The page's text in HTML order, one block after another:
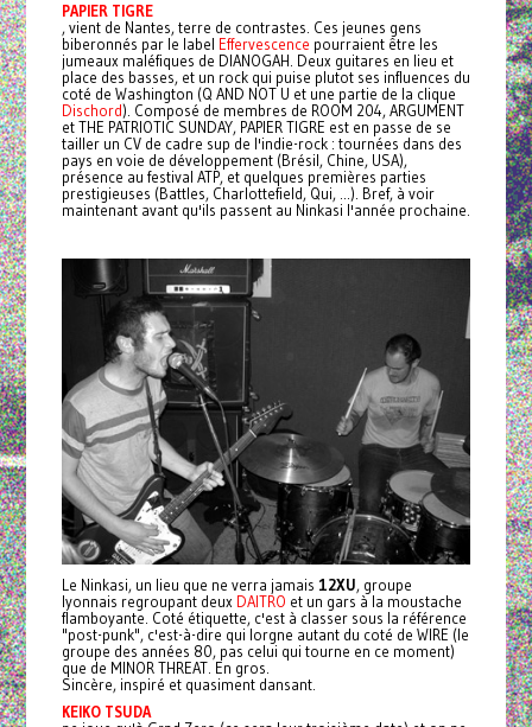
PAPIER TIGRE
, vient de Nantes, terre de contrastes. Ces jeunes gens
biberonnés par le label Effervescence pourraient être les
jumeaux maléfiques de DIANOGAH. Deux guitares en lieu et
place des basses, et un rock qui puise plutot ses influences du
coté de Washington (Q AND NOT U et une partie de la clique
Dischord). Composé de membres de ROOM 204, ARGUMENT
et THE PATRIOTIC SUNDAY, PAPIER TIGRE est en passe de se
tailler un CV de cadre sup de l'indie-rock : tournées dans des
pays en voie de développement (Brésil, Chine, USA),
présence au festival ATP, et quelques premières parties
prestigieuses (Battles, Charlottefield, Qui, ...). Bref, à voir
maintenant avant qu'ils passent au Ninkasi l'année prochaine.
Le Ninkasi, un lieu que ne verra jamais 12XU, groupe
lyonnais regroupant deux DAITRO et un gars à la moustache
flamboyante. Coté étiquette, c'est à classer sous la référence
"post-punk", c'est-à-dire qui lorgne autant du coté de WIRE (le
groupe des années 80, pas celui qui tourne en ce moment)
que de MINOR THREAT. En gros.
Sincère, inspiré et quasiment dansant.
KEIKO TSUDA